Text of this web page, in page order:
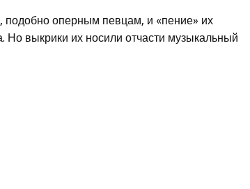
подобно оперным певцам, и «пение» их
Но выкрики их носили отчасти музыкальный